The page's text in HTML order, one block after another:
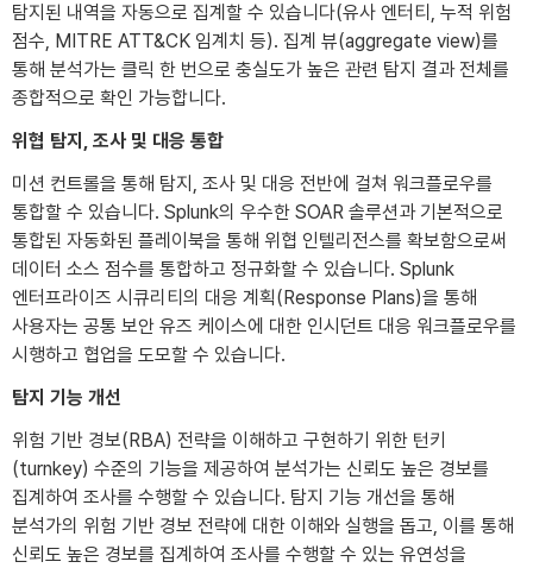
탐지된 내역을 자동으로 집계할 수 있습니다(유사 엔터티, 누적 위험
점수, MITRE ATT&CK 임계치 등). 집계 뷰(aggregate view)를
통해 분석가는 클릭 한 번으로 충실도가 높은 관련 탐지 결과 전체를
종합적으로 확인 가능합니다.
위협 탐지, 조사 및 대응 통합
미션 컨트롤을 통해 탐지, 조사 및 대응 전반에 걸쳐 워크플로우를
통합할 수 있습니다. Splunk의 우수한 SOAR 솔루션과 기본적으로
통합된 자동화된 플레이북을 통해 위협 인텔리전스를 확보함으로써
데이터 소스 점수를 통합하고 정규화할 수 있습니다. Splunk
엔터프라이즈 시큐리티의 대응 계획(Response Plans)을 통해
사용자는 공통 보안 유즈 케이스에 대한 인시던트 대응 워크플로우를
시행하고 협업을 도모할 수 있습니다.
탐지 기능 개선
위험 기반 경보(RBA) 전략을 이해하고 구현하기 위한 턴키
(turnkey) 수준의 기능을 제공하여 분석가는 신뢰도 높은 경보를
집계하여 조사를 수행할 수 있습니다. 탐지 기능 개선을 통해
분석가의 위험 기반 경보 전략에 대한 이해와 실행을 돕고, 이를 통해
신뢰도 높은 경보를 집계하여 조사를 수행할 수 있는 유연성을